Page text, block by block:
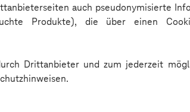
auch pseudonymisierte
Produkte), die über einen
Drittanbieter und zum jederzeit